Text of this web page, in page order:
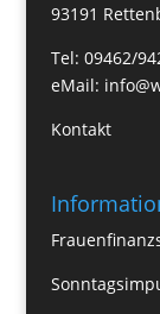
93191
Tel: 09462/
eMail:
Kontakt